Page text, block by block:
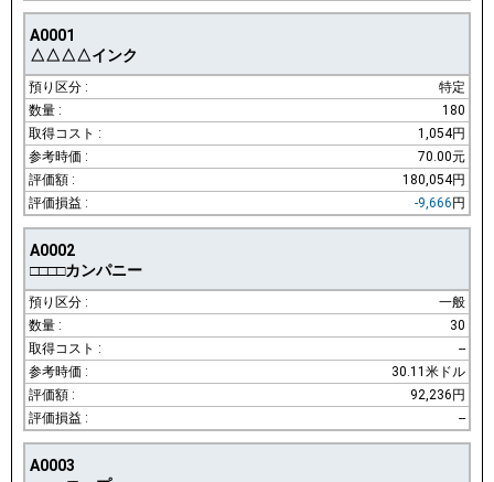
A0001
△△△△インク
特定
180
1,054円
70.00元
180,054円
-9,666 円
A0002
□□□□カンパニー
一般
30
--
30.11米ドル
92,236円
--
A0003